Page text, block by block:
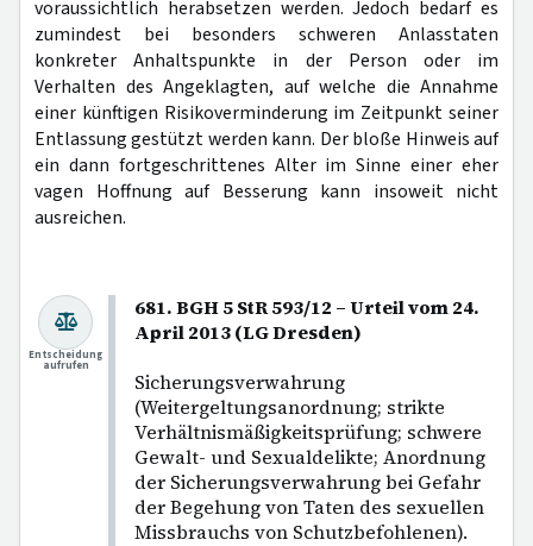
voraussichtlich herabsetzen werden. Jedoch bedarf es
zumindest bei besonders schweren Anlasstaten
konkreter Anhaltspunkte in der Person oder im
Verhalten des Angeklagten, auf welche die Annahme
einer künftigen Risikoverminderung im Zeitpunkt seiner
Entlassung gestützt werden kann. Der bloße Hinweis auf
ein dann fortgeschrittenes Alter im Sinne einer eher
vagen Hoffnung auf Besserung kann insoweit nicht
ausreichen.
681. BGH 5 StR 593/12 – Urteil vom 24.
April 2013 (LG Dresden)
Sicherungsverwahrung
(Weitergeltungsanordnung; strikte
Verhältnismäßigkeitsprüfung; schwere
Gewalt- und Sexualdelikte; Anordnung
der Sicherungsverwahrung bei Gefahr
der Begehung von Taten des sexuellen
Missbrauchs von Schutzbefohlenen).
Entscheidung
aufrufen